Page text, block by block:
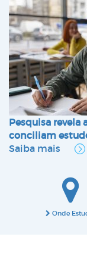
Pesquisa
conciliam
Saiba mais
Onde